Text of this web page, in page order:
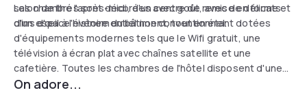
salon de thé l'après-midi, d'un centre de remise en forme et
d'un espace événementiel non conventionnel.
Les chambres sont décorées avec goût, avec de délicats
clins d'œil à l'histoire du bâtiment, tout en étant dotées
d'équipements modernes tels que le Wifi gratuit, une
télévision à écran plat avec chaînes satellite et une
cafetière. Toutes les chambres de l'hôtel disposent d'une
salle de bains privative avec une douche à effet de pluie et
On adore...